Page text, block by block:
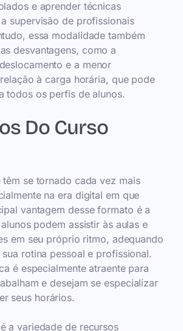
e aprender técnicas
supervisão de profissionais
essa modalidade também
desvantagens, como a
e a menor
à carga horária, que pode
todos os perfis de alunos.
Do Curso
têm se tornado cada vez mais
na era digital em que
vantagem desse formato é a
podem assistir às aulas e
em seu próprio ritmo, adequando
rotina pessoal e profissional.
é especialmente atraente para
e desejam se especializar
seus horários.
a variedade de recursos